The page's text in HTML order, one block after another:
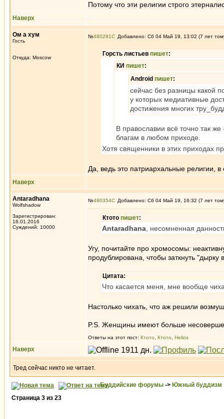
Потому что эти религии строго
Наверх
Ом а хум
Гость
Откуда: Moscow
№480291 Добавлено: Сб 04 Май 19, 13:02 (7 лет
Горсть листьев пишет:
КИ пишет:
Android пишет:
сейчас без разницы какой
у которых медиативные
достижения многих
В православии всё точно так
благам в любом приходе.
Хотя священники в этих приходах
Да, ведь это патриархальные религии, в
Наверх
Antaradhana
Wolfshadow
Зарегистрирован:
16.01.2016
Суждений: 10000
№480354 Добавлено: Сб 04 Май 19, 16:32 (7 лет
Ктото пишет:
Antaradhana , несомненная
Угу, почитайте про хромосомы:
продублирована, чтобы заткнуть
Цитата:
Что касается меня, мне вообще
Настолько чихать, что аж решили
P.S. Женщины имеют больше
Ответы на этот пост: Ктото Ктото Helios
Наверх
Тред сейчас никто не читает.
Буддийские форумы -> Южный буддизм
Страница 3 из 23